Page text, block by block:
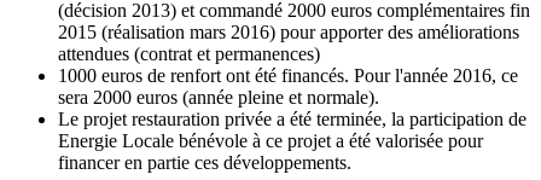
(décision 2013) et commandé 2000 euros complémentaires fin
2015 (réalisation mars 2016) pour apporter des améliorations
attendues (contrat et permanences)
1000 euros de renfort ont été financés. Pour l'année 2016, ce
sera 2000 euros (année pleine et normale).
Le projet restauration privée a été terminée, la participation de
Energie Locale bénévole à ce projet a été valorisée pour
financer en partie ces développements.